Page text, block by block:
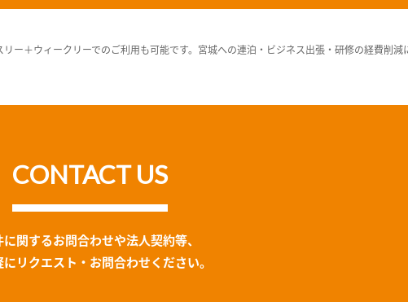
ー＋ウィークリーでのご利用も可能です。宮城への連泊・ビジネス出張・研修の経費削
CONTACT US
関するお問合わせや法人契約等、
にリクエスト・お問合わせください。